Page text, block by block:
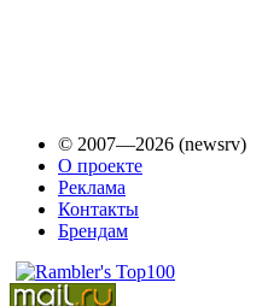
© 2007—2026 (newsrv)
О проекте
Реклама
Контакты
Брендам